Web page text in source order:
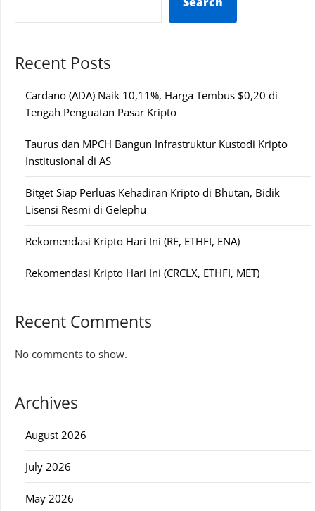
Recent Posts
Cardano (ADA) Naik 10,11%, Harga Tembus $0,20 di
Tengah Penguatan Pasar Kripto
Taurus dan MPCH Bangun Infrastruktur Kustodi Kripto
Institusional di AS
Bitget Siap Perluas Kehadiran Kripto di Bhutan, Bidik
Lisensi Resmi di Gelephu
Rekomendasi Kripto Hari Ini (RE, ETHFI, ENA)
Rekomendasi Kripto Hari Ini (CRCLX, ETHFI, MET)
Recent Comments
No comments to show.
Archives
August 2026
July 2026
May 2026